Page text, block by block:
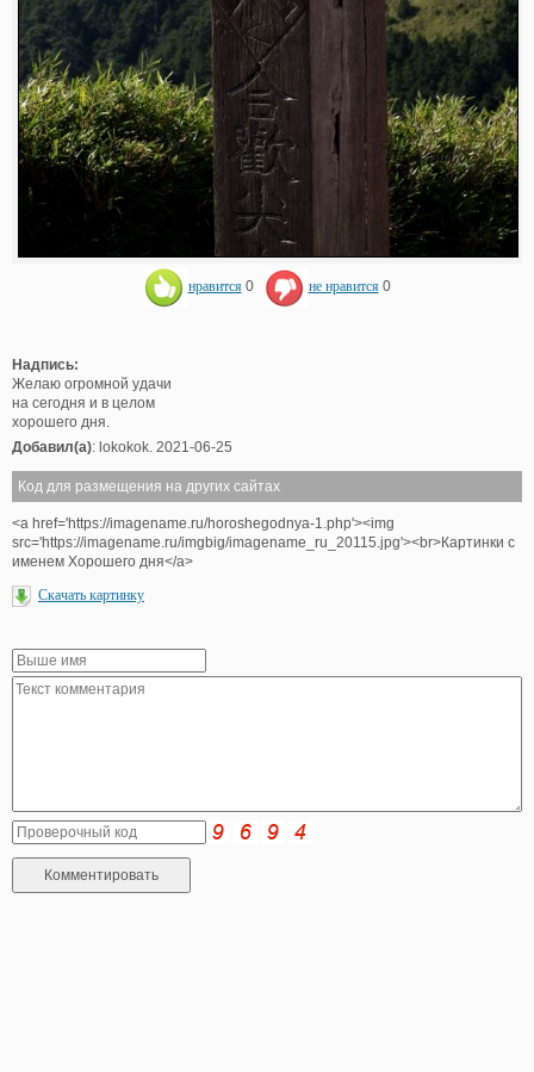
нравится 0 не нравится 0
Надпись:
Желаю огромной удачи
на сегодня и в целом
хорошего дня.
Добавил(а): lokokok. 2021-06-25
Код для размещения на других сайтах
<a href='https://imagename.ru/horoshegodnya-1.php'><img
src='https://imagename.ru/imgbig/imagename_ru_20115.jpg'><br>Картинки с
именем Хорошего дня</a>
Скачать картинку